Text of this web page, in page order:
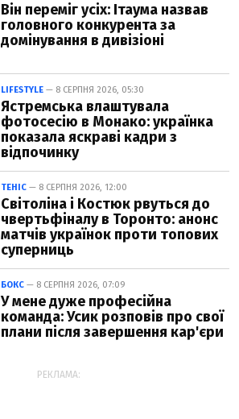
Він переміг усіх: Ітаума назвав
головного конкурента за
домінування в дивізіоні
LIFESTYLE — 8 СЕРПНЯ 2026, 05:30
Ястремська влаштувала
фотосесію в Монако: українка
показала яскраві кадри з
відпочинку
ТЕНІС — 8 СЕРПНЯ 2026, 12:00
Світоліна і Костюк рвуться до
чвертьфіналу в Торонто: анонс
матчів українок проти топових
суперниць
БОКС — 8 СЕРПНЯ 2026, 07:09
У мене дуже професійна
команда: Усик розповів про свої
плани після завершення кар'єри
РЕКЛАМА: